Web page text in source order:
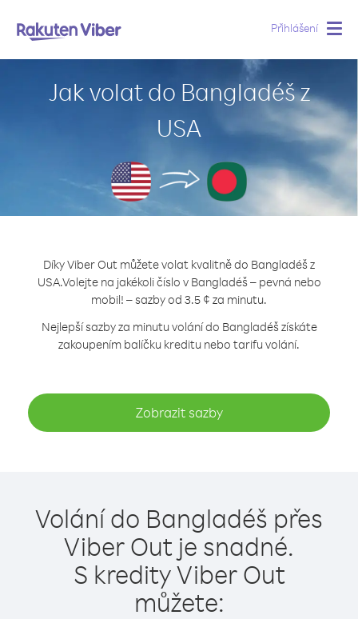
Přihlášení
Jak volat do Bangladéš z
USA
Díky Viber Out můžete volat kvalitně do Bangladéš z
USA.Volejte na jakékoli číslo v Bangladéš – pevná nebo
mobil! – sazby od 3.5 ¢ za minutu.
Nejlepší sazby za minutu volání do Bangladéš získáte
zakoupením balíčku kreditu nebo tarifu volání.
Zobrazit sazby
Volání do Bangladéš přes
Viber Out je snadné.
S kredity Viber Out
můžete: